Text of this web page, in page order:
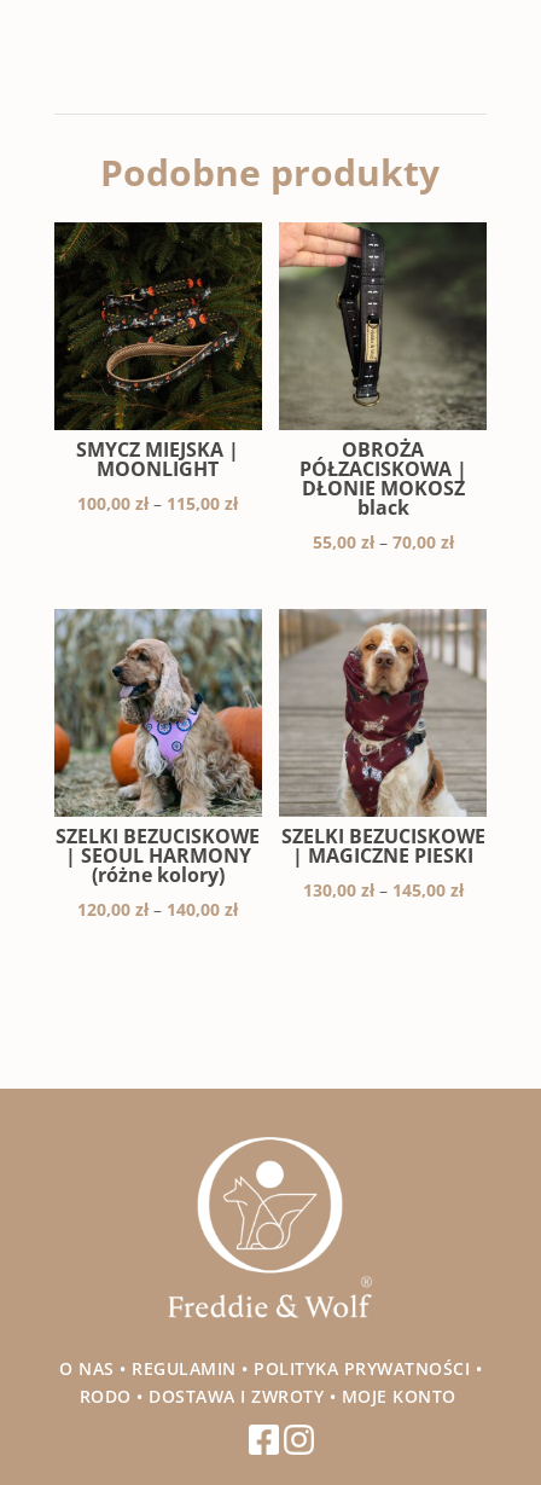
Podobne produkty
SMYCZ MIEJSKA |
MOONLIGHT
100,00zł – 115,00złZakres
do
115,00 zł
OBROŻA
PÓŁZACISKOWA |
DŁONIE MOKOSZ
black
55,00 zł – 70,00 złZakres
od
55,00 zł
do
SZELKI BEZUCISKOWE
| SEOUL HARMONY
(różne kolory)
120,00zł – 140,00złZakres
SZELKI BEZUCISKOWE
| MAGICZNE PIESKI
130,00 zł – 145,00 złZakres
O NAS • REGULAMIN • POLITYKA PRYWATNOŚCI •
RODO • DOSTAWA I ZWROTY • MOJE KONTO